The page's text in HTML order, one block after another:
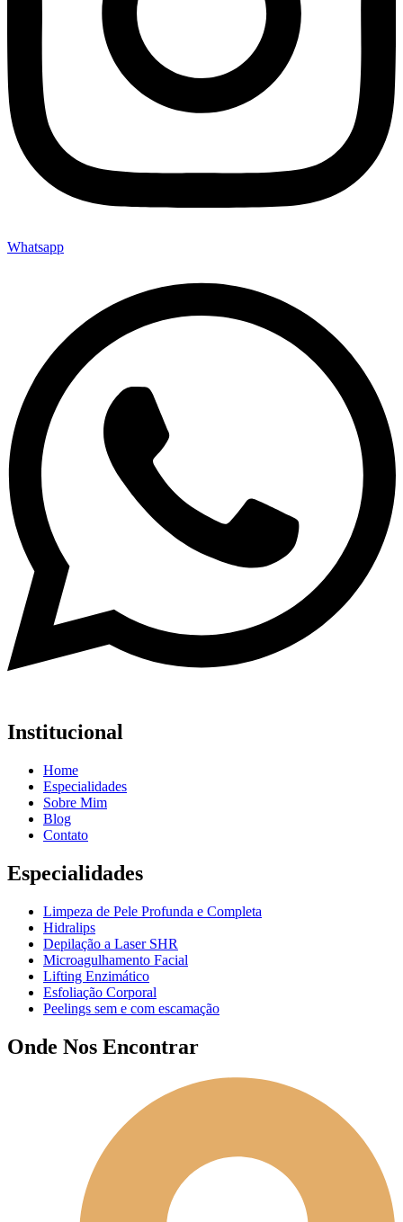
Whatsapp
Institucional
Home
Especialidades
Sobre Mim
Blog
Contato
Especialidades
Limpeza de Pele Profunda e Completa
Hidralips
Depilação a Laser SHR
Microagulhamento Facial
Lifting Enzimático
Esfoliação Corporal
Peelings sem e com escamação
Onde Nos Encontrar